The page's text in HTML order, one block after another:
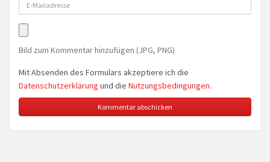
Bild zum Kommentar hinzufügen (JPG, PNG)
Mit Absenden des Formulars akzeptiere ich die
Datenschutzerklärung und die Nutzungsbedingungen.